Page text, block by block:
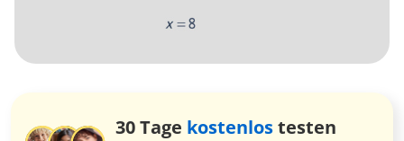
30 Tage kostenlostesten